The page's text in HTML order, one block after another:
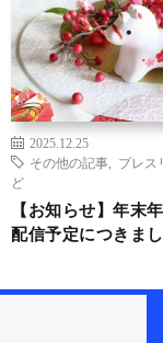
2025.12.25
その他の記事
プレス
ど
【お知らせ】年末
配信予定につきま